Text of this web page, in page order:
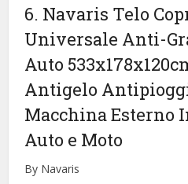
6. Navaris Telo
Universale Anti-
Auto
Antigelo
Macchina Esterno
Auto e Moto
By Navaris